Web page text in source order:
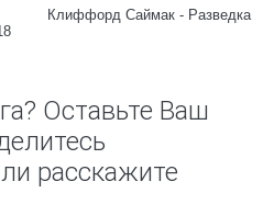
Клиффорд Саймак - Разведка
Оставьте Ваш
расскажите